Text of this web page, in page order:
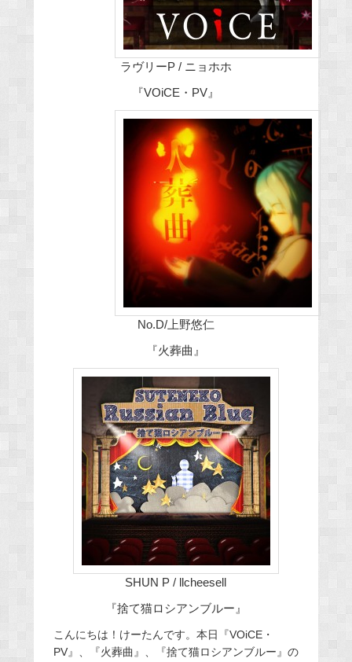
ラヴリーP / ニョホホ
『VOiCE・PV』
No.D/上野悠仁
『火葬曲』
SHUN P / llcheesell
『捨て猫ロシアンブルー』
こんにちは！けーたんです。本日『VOiCE・
PV』、『火葬曲』、『捨て猫ロシアンブルー』の